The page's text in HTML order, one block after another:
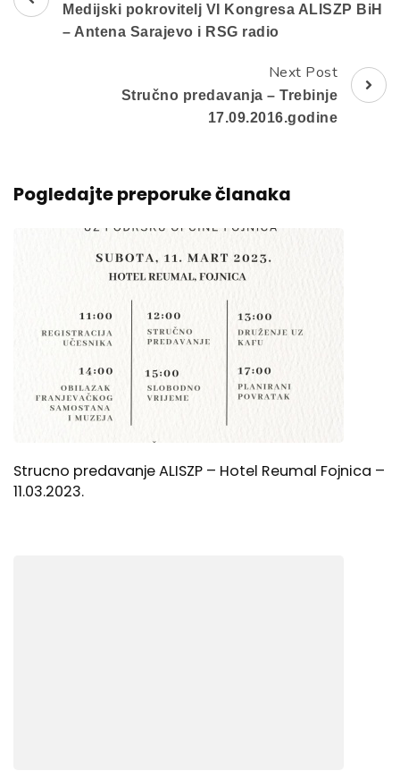
Navigation
Medijski pokrovitelj VI Kongresa ALISZP BiH
– Antena Sarajevo i RSG radio
Next Post
Stručno predavanja – Trebinje
17.09.2016.godine
Pogledajte preporuke članaka
Strucno predavanje ALISZP – Hotel Reumal Fojnica –
11.03.2023.